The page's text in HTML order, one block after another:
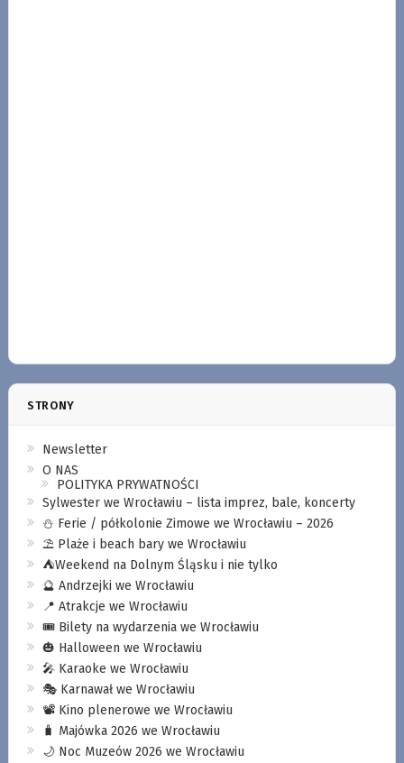
STRONY
Newsletter
O NAS
POLITYKA PRYWATNOŚCI
Sylwester we Wrocławiu – lista imprez, bale, koncerty
⛄️ Ferie / półkolonie Zimowe we Wrocławiu – 2026
⛱️ Plaże i beach bary we Wrocławiu
⛺️Weekend na Dolnym Śląsku i nie tylko
🔮 Andrzejki we Wrocławiu
📍 Atrakcje we Wrocławiu
🎟️ Bilety na wydarzenia we Wrocławiu
🎃 Halloween we Wrocławiu
🎤 Karaoke we Wrocławiu
🎭 Karnawał we Wrocławiu
📽️ Kino plenerowe we Wrocławiu
🧳 Majówka 2026 we Wrocławiu
🌙 Noc Muzeów 2026 we Wrocławiu